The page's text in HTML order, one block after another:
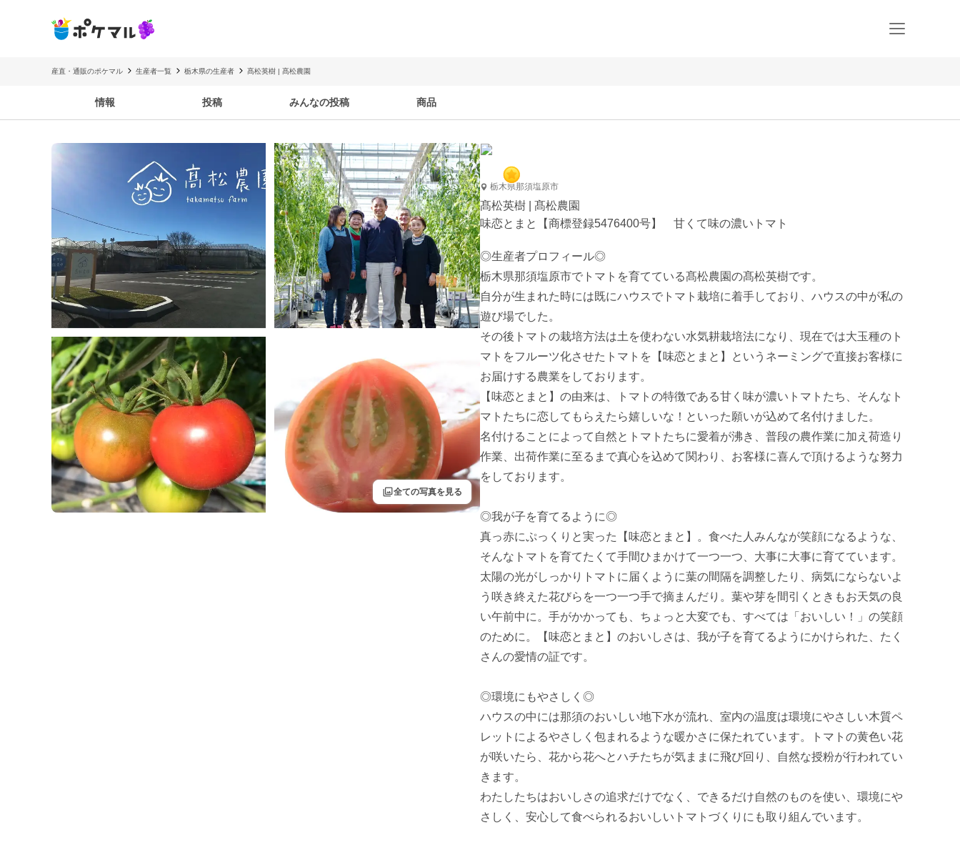
産直・通販のポケマル 生産者一覧 栃木県の生産者 髙松英樹 | 髙松農園
情報 投稿 みんなの投稿 商品
filter全ての写真を見る
栃木県那須塩原市
髙松英樹 | 髙松農園
味恋とまと【商標登録5476400号】 甘くて味の濃いトマト
◎生産者プロフィール◎
栃木県那須塩原市でトマトを育てている髙松農園の髙松英樹です。
自分が生まれた時には既にハウスでトマト栽培に着手しており、ハウスの中が私の
遊び場でした。
その後トマトの栽培方法は土を使わない水気耕栽培法になり、現在では大玉種のト
マトをフルーツ化させたトマトを【味恋とまと】というネーミングで直接お客様に
お届けする農業をしております。
【味恋とまと】の由来は、トマトの特徴である甘く味が濃いトマトたち、そんなト
マトたちに恋してもらえたら嬉しいな！といった願いが込めて名付けました。
名付けることによって自然とトマトたちに愛着が沸き、普段の農作業に加え荷造り
作業、出荷作業に至るまで真心を込めて関わり、お客様に喜んで頂けるような努力
をしております。
◎我が子を育てるように◎
真っ赤にぷっくりと実った【味恋とまと】。食べた人みんなが笑顔になるような、
そんなトマトを育てたくて手間ひまかけて一つ一つ、大事に大事に育てています。
太陽の光がしっかりトマトに届くように葉の間隔を調整したり、病気にならないよ
う咲き終えた花びらを一つ一つ手で摘まんだり。葉や芽を間引くときもお天気の良
い午前中に。手がかかっても、ちょっと大変でも、すべては「おいしい！」の笑顔
のために。【味恋とまと】のおいしさは、我が子を育てるようにかけられた、たく
さんの愛情の証です。
◎環境にもやさしく◎
ハウスの中には那須のおいしい地下水が流れ、室内の温度は環境にやさしい木質ペ
レットによるやさしく包まれるような暖かさに保たれています。トマトの黄色い花
が咲いたら、花から花へとハチたちが気ままに飛び回り、自然な授粉が行われてい
きます。
わたしたちはおいしさの追求だけでなく、できるだけ自然のものを使い、環境にや
さしく、安心して食べられるおいしいトマトづくりにも取り組んでいます。